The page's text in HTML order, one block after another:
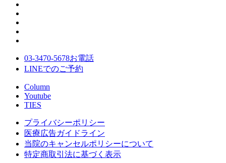
03-3470-5678お電話
LINEでのご予約
Column
Youtube
TIES
プライバシーポリシー
医療広告ガイドライン
当院のキャンセルポリシーについて
特定商取引法に基づく表示